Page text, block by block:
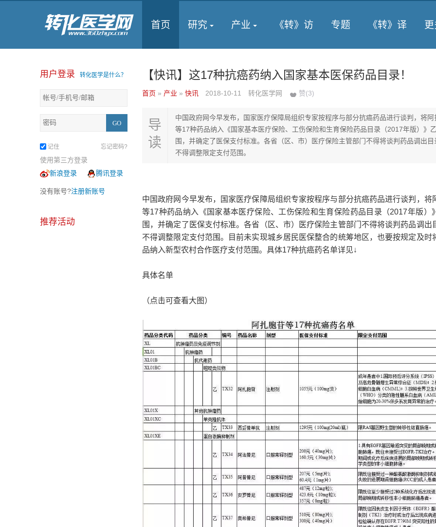
首页 研究 产业 《转》访 专题 《转》译
用户登录 转化医学是什么？
记住 忘记密码?
使用第三方登录
新浪登录
腾讯登录
没有账号?注册新账号
推荐活动
【快讯】这17种抗癌药纳入国家基本医保药品目录！
首页 » 产业 » 快讯 2018-10-11 转化医学网 赞(3)
导
读
中国政府网今早发布，国家医疗保障局组织专家按程序与部分抗癌药品进行谈判，将阿
等17种药品纳入《国家基本医疗保险、工伤保险和生育保险药品目录（2017年版）》
围，并确定了医保支付标准。各省（区、市）医疗保险主管部门不得将谈判药品调出目
不得调整限定支付范围。
中国政府网今早发布，国家医疗保障局组织专家按程序与部分抗癌药品进行谈判，将
等17种药品纳入《国家基本医疗保险、工伤保险和生育保险药品目录（2017年版）
围，并确定了医保支付标准。各省（区、市）医疗保险主管部门不得将谈判药品调出
不得调整限定支付范围。目前未实现城乡居民医保整合的统筹地区，也要按规定及时
品纳入新型农村合作医疗支付范围。具体17种抗癌药名单详见↓
具体名单
（点击可查看大图）